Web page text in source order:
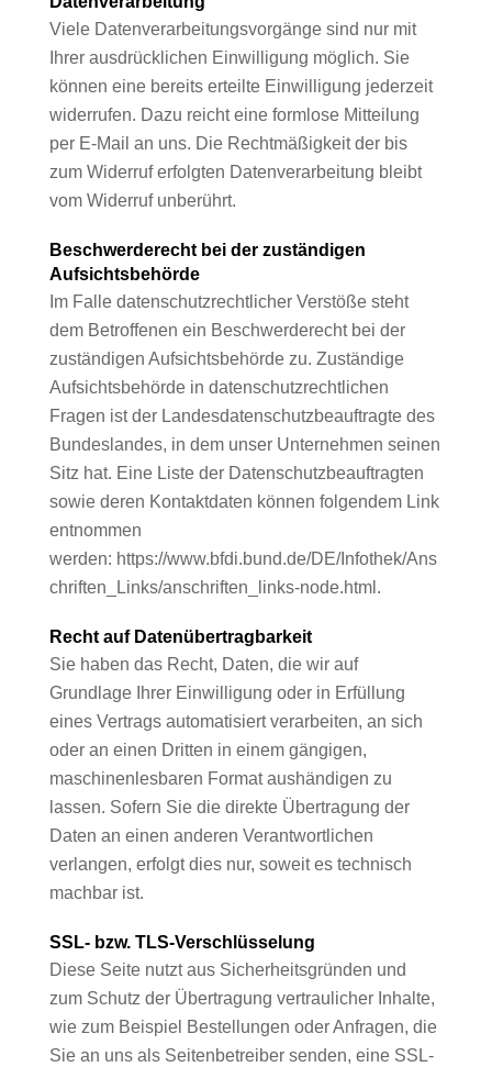
Viele Datenverarbeitungsvorgänge sind nur mit
Ihrer ausdrücklichen Einwilligung möglich. Sie
können eine bereits erteilte Einwilligung jederzeit
widerrufen. Dazu reicht eine formlose Mitteilung
per E-Mail an uns. Die Rechtmäßigkeit der bis
zum Widerruf erfolgten Datenverarbeitung bleibt
vom Widerruf unberührt.
Beschwerderecht bei der zuständigen
Aufsichtsbehörde
Im Falle datenschutzrechtlicher Verstöße steht
dem Betroffenen ein Beschwerderecht bei der
zuständigen Aufsichtsbehörde zu. Zuständige
Aufsichtsbehörde in datenschutzrechtlichen
Fragen ist der Landesdatenschutzbeauftragte des
Bundeslandes, in dem unser Unternehmen seinen
Sitz hat. Eine Liste der Datenschutzbeauftragten
sowie deren Kontaktdaten können folgendem Link
entnommen
werden: https://www.bfdi.bund.de/DE/Infothek/Ans
chriften_Links/anschriften_links-node.html .
Recht auf Datenübertragbarkeit
Sie haben das Recht, Daten, die wir auf
Grundlage Ihrer Einwilligung oder in Erfüllung
eines Vertrags automatisiert verarbeiten, an sich
oder an einen Dritten in einem gängigen,
maschinenlesbaren Format aushändigen zu
lassen. Sofern Sie die direkte Übertragung der
Daten an einen anderen Verantwortlichen
verlangen, erfolgt dies nur, soweit es technisch
machbar ist.
SSL- bzw. TLS-Verschlüsselung
Diese Seite nutzt aus Sicherheitsgründen und
zum Schutz der Übertragung vertraulicher Inhalte,
wie zum Beispiel Bestellungen oder Anfragen, die
Sie an uns als Seitenbetreiber senden, eine SSL-